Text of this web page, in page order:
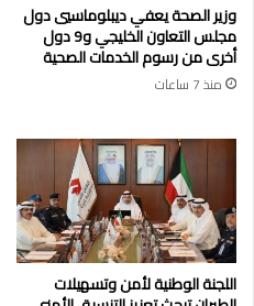
وزير الصحة يعفي ديبلوماسيي دول
مجلس التعاون الخليجي و9 دول
أخرى من رسوم الخدمات الصحية
منذ 7 ساعات
اللجنة الوطنية لأمن وتسهيلات